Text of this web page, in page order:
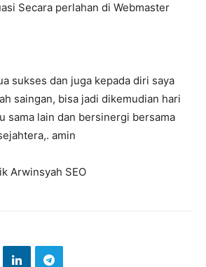
Secara perlahan di Webmaster
sukses dan juga kepada diri saya
saingan, bisa jadi dikemudian hari
sama lain dan bersinergi bersama
amin
Arwinsyah SEO